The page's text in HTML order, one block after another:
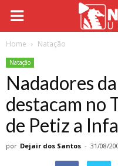
Home Natação
Natação
Nadadores
destacam no
de Petiz a
por Dejair dos Santos - 31/08/